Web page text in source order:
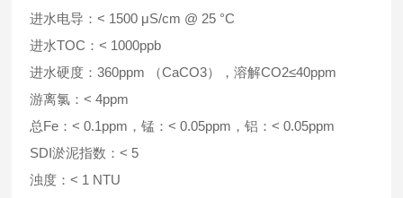
进水电导：< 1500 μS/cm @ 25 °C
进水TOC：< 1000ppb
进水硬度：360ppm （CaCO3），溶解CO2≤40ppm
游离氯：< 4ppm
总Fe：< 0.1ppm，锰：< 0.05ppm，铝：< 0.05ppm
SDI淤泥指数：< 5
浊度：< 1 NTU